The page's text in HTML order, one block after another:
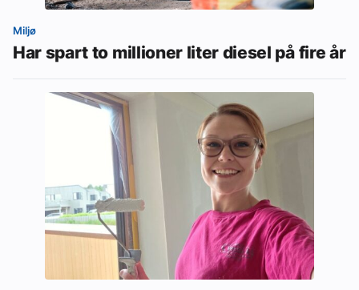
Miljø
Har spart to millioner liter diesel på fire år